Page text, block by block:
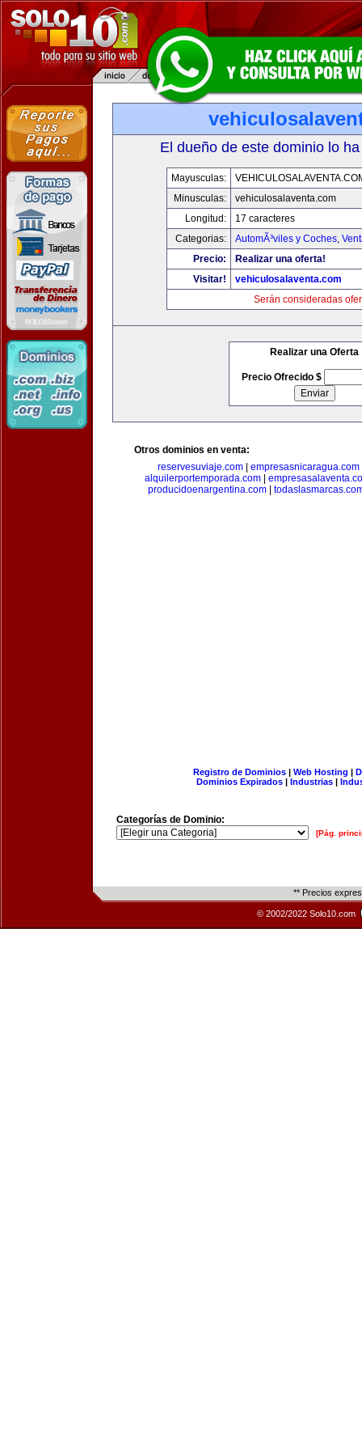
El dueño de este dominio lo
Mayusculas:
Minusculas:
vehiculosalaventa.com
Longitud:
17 caracteres
Categorias:
AutomÃ³viles y Coches,
Precio:
Realizar una oferta!
Visitar!
vehiculosalaventa.com
Serán consideradas
Realizar una Oferta
Precio Ofrecido $
Otros dominios en venta:
reservesuviaje.com| empresasnicaragua.com
alquilerportemporada.com
producidoenargentina.com|
Registro de Dominios| Web Hosting |
Dominios Expirados | Industrias |
Categorías de Dominio:
[Pág.
** Precios
© 2002/2022 Solo10.com